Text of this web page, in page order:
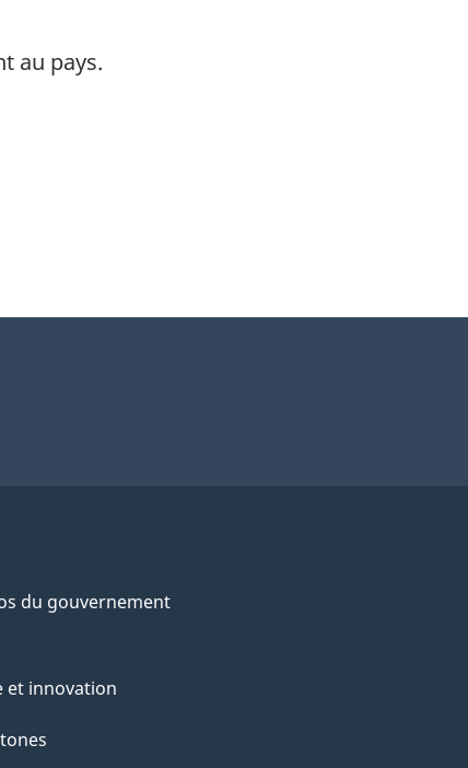
au pays.
du gouvernement
et innovation